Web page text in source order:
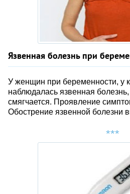
Язвенная болезнь при
У женщин при беременности, у
наблюдалась язвенная
смягчается. Проявление
Обострение язвенной болезни